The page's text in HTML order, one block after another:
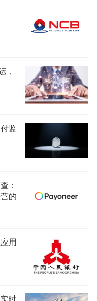
，
监
：
的
用
时